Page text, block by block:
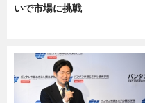
いで市場に挑戦